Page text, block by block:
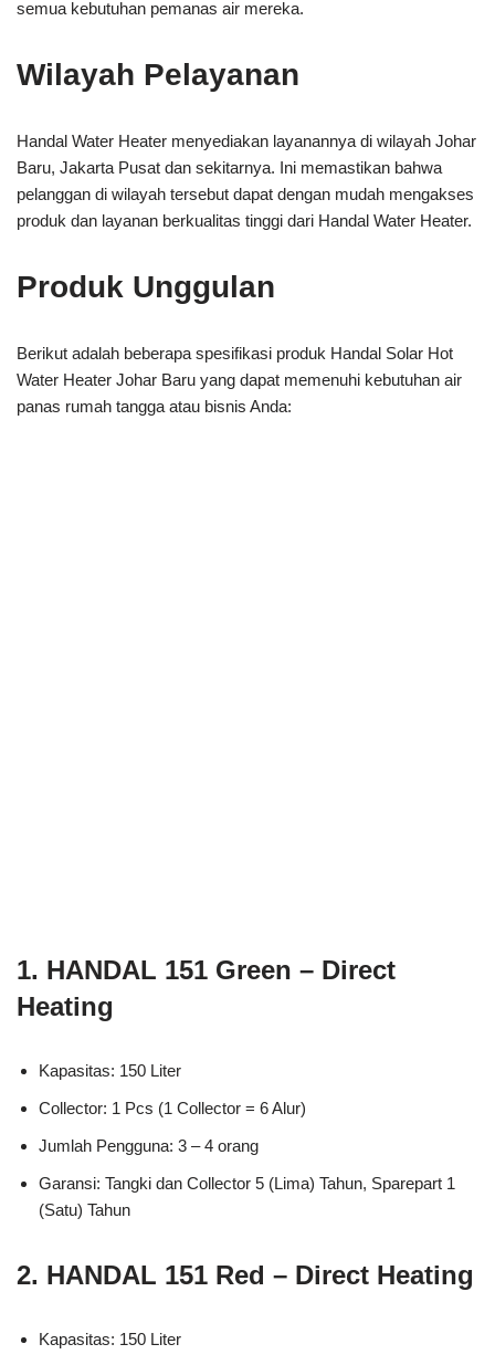
semua kebutuhan pemanas air mereka.
Wilayah Pelayanan
Handal Water Heater menyediakan layanannya di wilayah Johar
Baru, Jakarta Pusat dan sekitarnya. Ini memastikan bahwa
pelanggan di wilayah tersebut dapat dengan mudah mengakses
produk dan layanan berkualitas tinggi dari Handal Water Heater.
Produk Unggulan
Berikut adalah beberapa spesifikasi produk Handal Solar Hot
Water Heater Johar Baru yang dapat memenuhi kebutuhan air
panas rumah tangga atau bisnis Anda:
1. HANDAL 151 Green – Direct
Heating
Kapasitas: 150 Liter
Collector: 1 Pcs (1 Collector = 6 Alur)
Jumlah Pengguna: 3 – 4 orang
Garansi: Tangki dan Collector 5 (Lima) Tahun, Sparepart 1
(Satu) Tahun
2. HANDAL 151 Red – Direct Heating
Kapasitas: 150 Liter